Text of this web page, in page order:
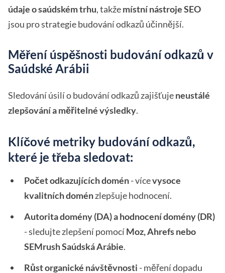
údaje o saúdském trhu, takžemístní nástroje SEO
jsou pro strategie budování odkazů účinnější.
Měření úspěšnosti budování odkazů v
Saúdské Arábii
Sledování úsilí o budování odkazů zajišťujeneustálé
zlepšování a měřitelné výsledky.
Klíčové metriky budování odkazů,
které je třeba sledovat:
Počet odkazujících domén- vícevysoce
kvalitních doménzlepšuje hodnocení.
Autorita domény (DA) a hodnocení domény (DR)
- sledujte zlepšení pomocíMoz, Ahrefs nebo
SEMrush Saúdská Arábie.
Růst organické návštěvnosti - měření dopadu